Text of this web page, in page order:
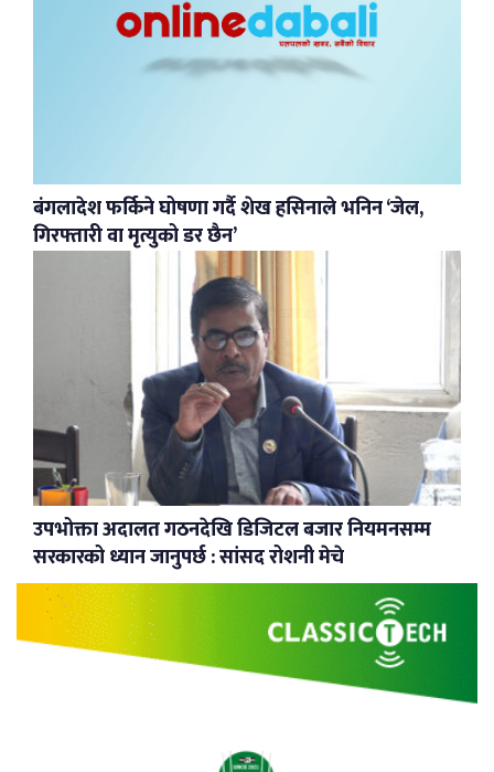
बंगलादेश फर्किने घोषणा गर्दै शेख हसिनाले भनिन ‘जेल,
गिरफ्तारी वा मृत्युको डर छैन’
उपभोक्ता अदालत गठनदेखि डिजिटल बजार नियमनसम्म
सरकारको ध्यान जानुपर्छ : सांसद रोशनी मेचे